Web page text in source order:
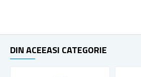
DIN ACEEASI CATEGORIE